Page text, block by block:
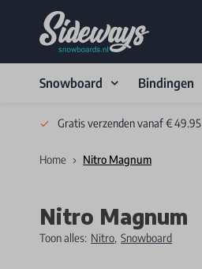
Snowboard Bindingen
Gratis verzenden vanaf € 49.95
Home Nitro Magnum
Nitro Magnum
Toon alles: Nitro, Snowboard